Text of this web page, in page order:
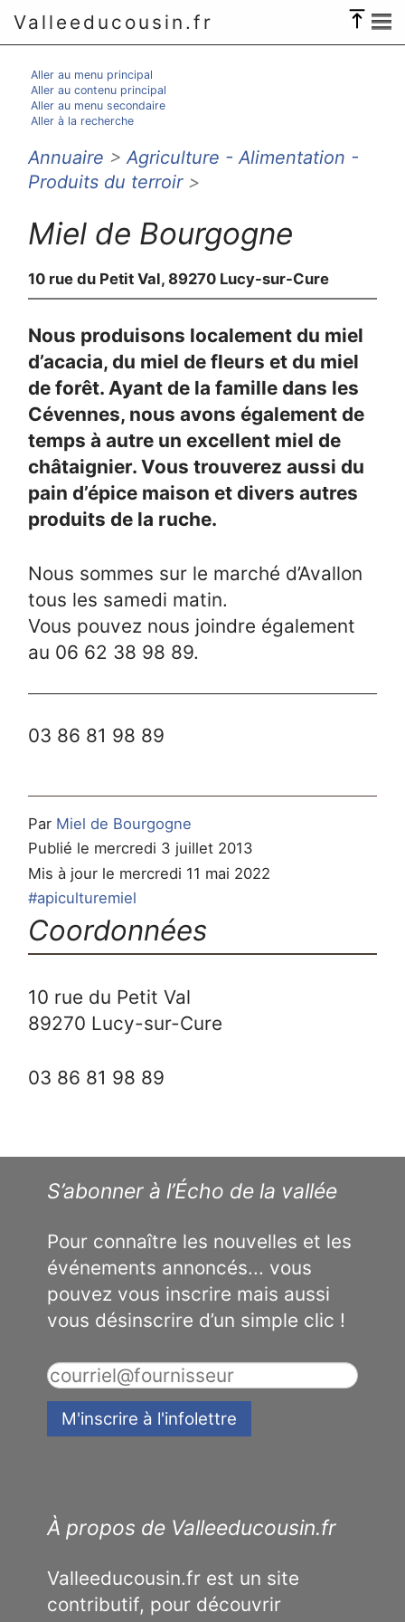
Valleeducousin.fr
Aller au menu principal
Aller au contenu principal
Aller au menu secondaire
Aller à la recherche
Annuaire >Agriculture - Alimentation -
Produits du terroir>
Miel de Bourgogne
10 rue du Petit Val, 89270 Lucy-sur-Cure
Nous produisons localement du miel
d’acacia, du miel de fleurs et du miel
de forêt. Ayant de la famille dans les
Cévennes, nous avons également de
temps à autre un excellent miel de
châtaignier. Vous trouverez aussi du
pain d’épice maison et divers autres
produits de la ruche.
Nous sommes sur le marché d’Avallon
tous les samedi matin.
Vous pouvez nous joindre également
au 06 62 38 98 89.
03 86 81 98 89
Par Miel de Bourgogne
Publié le mercredi 3 juillet 2013
Mis à jour le mercredi 11 mai 2022
#apiculturemiel
Coordonnées
10 rue du Petit Val
89270 Lucy-sur-Cure
03 86 81 98 89
S’abonner à l’Écho de la vallée
Pour connaître les nouvelles et les
événements annoncés... vous
pouvez vous inscrire mais aussi
vous désinscrire d’un simple clic !
À propos de Valleeducousin.fr
Valleeducousin.fr est un site
contributif, pour découvrir